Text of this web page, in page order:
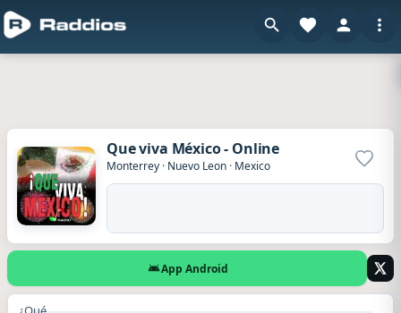
Que viva México - Online
Monterrey · Nuevo Leon · Mexico
App Android